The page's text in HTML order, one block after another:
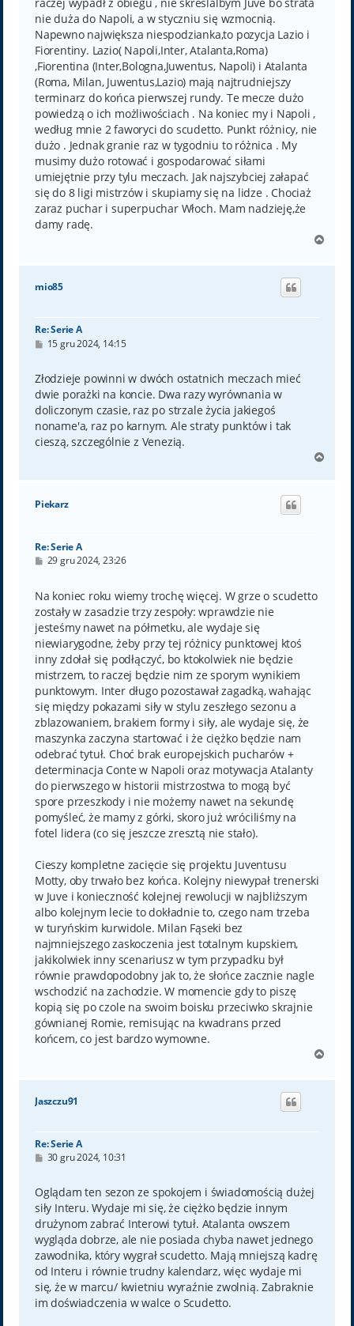
nie duża do Napoli, a w styczniu się wzmocnią.
Napewno największa niespodzianka,to pozycja Lazio i
Fiorentiny. Lazio( Napoli,Inter, Atalanta,Roma)
,Fiorentina (Inter,Bologna,Juwentus, Napoli) i Atalanta
(Roma, Milan, Juwentus,Lazio) mają najtrudniejszy
terminarz do końca pierwszej rundy. Te mecze dużo
powiedzą o ich możliwościach . Na koniec my i Napoli ,
według mnie 2 faworyci do scudetto. Punkt różnicy, nie
dużo . Jednak granie raz w tygodniu to różnica . My
musimy dużo rotować i gospodarować siłami
umiejętnie przy tylu meczach. Jak najszybciej załapać
się do 8 ligi mistrzów i skupiamy się na lidze . Chociaż
zaraz puchar i superpuchar Włoch. Mam nadzieję,że
damy radę.
g
mio85
Re: Serie A
P
t
15 gru 2024, 14:15
Złodzieje powinni w dwóch ostatnich meczach mieć
dwie porażki na koncie. Dwa razy wyrównania w
doliczonym czasie, raz po strzale życia jakiegoś
noname'a, raz po karnym. Ale straty punktów i tak
cieszą, szczególnie z Venezią.
g
Piekarz
Re: Serie A
P
t
29 gru 2024, 23:26
Na koniec roku wiemy trochę więcej. W grze o scudetto
zostały w zasadzie trzy zespoły: wprawdzie nie
jesteśmy nawet na półmetku, ale wydaje się
niewiarygodne, żeby przy tej różnicy punktowej ktoś
inny zdołał się podłączyć, bo ktokolwiek nie będzie
mistrzem, to raczej będzie nim ze sporym wynikiem
punktowym. Inter długo pozostawał zagadką, wahając
się między pokazami siły w stylu zeszłego sezonu a
zblazowaniem, brakiem formy i siły, ale wydaje się, że
maszynka zaczyna startować i że ciężko będzie nam
odebrać tytuł. Choć brak europejskich pucharów +
determinacja Conte w Napoli oraz motywacja Atalanty
do pierwszego w historii mistrzostwa to mogą być
spore przeszkody i nie możemy nawet na sekundę
pomyśleć, że mamy z górki, skoro już wróciliśmy na
fotel lidera (co się jeszcze zresztą nie stało).
Cieszy kompletne zacięcie się projektu Juventusu
Motty, oby trwało bez końca. Kolejny niewypał trenerski
w Juve i konieczność kolejnej rewolucji w najbliższym
albo kolejnym lecie to dokładnie to, czego nam trzeba
w turyńskim kurwidole. Milan Fąseki bez
najmniejszego zaskoczenia jest totalnym kupskiem,
jakikolwiek inny scenariusz w tym przypadku był
równie prawdopodobny jak to, że słońce zacznie nagle
wschodzić na zachodzie. W momencie gdy to piszę
kopią się po czole na swoim boisku przeciwko skrajnie
gównianej Romie, remisując na kwadrans przed
końcem, co jest bardzo wymowne.
g
Jaszczu91
Re: Serie A
P
t
30 gru 2024, 10:31
Oglądam ten sezon ze spokojem i świadomością dużej
siły Interu. Wydaje mi się, że ciężko będzie innym
drużynom zabrać Interowi tytuł. Atalanta owszem
wygląda dobrze, ale nie posiada chyba nawet jednego
zawodnika, który wygrał scudetto. Mają mniejszą kadrę
od Interu i równie trudny kalendarz, więc wydaje mi
się, że w marcu/ kwietniu wyraźnie zwolnią. Zabraknie
im doświadczenia w walce o Scudetto.